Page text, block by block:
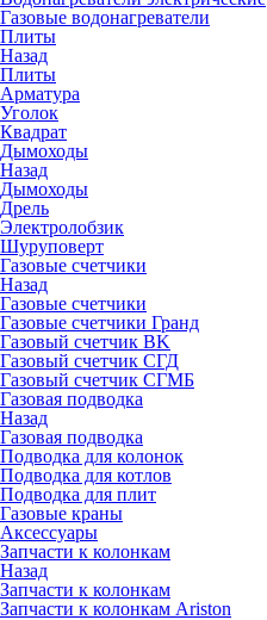
Газовые водонагреватели
Плиты
Назад
Плиты
Арматура
Уголок
Квадрат
Дымоходы
Назад
Дымоходы
Дрель
Электролобзик
Шуруповерт
Газовые счетчики
Назад
Газовые счетчики
Газовые счетчики Гранд
Газовый счетчик BK
Газовый счетчик СГД
Газовый счетчик СГМБ
Газовая подводка
Назад
Газовая подводка
Подводка для колонок
Подводка для котлов
Подводка для плит
Газовые краны
Аксессуары
Запчасти к колонкам
Назад
Запчасти к колонкам
Запчасти к колонкам Ariston